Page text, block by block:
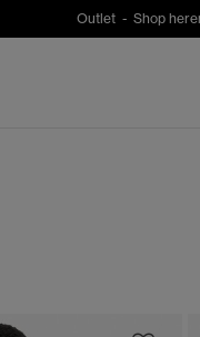
Outlet - Shop